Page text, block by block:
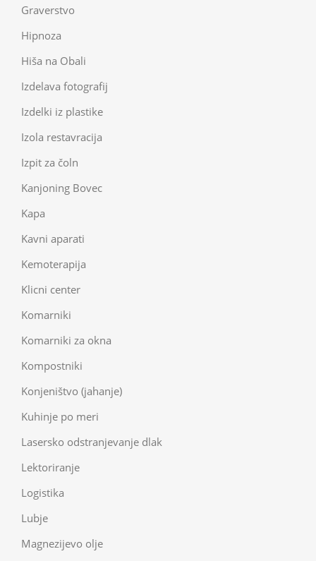
Graverstvo
Hipnoza
Hiša na Obali
Izdelava fotografij
Izdelki iz plastike
Izola restavracija
Izpit za čoln
Kanjoning Bovec
Kapa
Kavni aparati
Kemoterapija
Klicni center
Komarniki
Komarniki za okna
Kompostniki
Konjeništvo (jahanje)
Kuhinje po meri
Lasersko odstranjevanje dlak
Lektoriranje
Logistika
Lubje
Magnezijevo olje